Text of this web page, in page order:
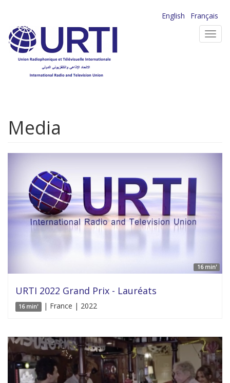
contenu
principal
English
Français
Media
16 min'
URTI 2022 Grand Prix - Lauréats
16 min' | France | 2022